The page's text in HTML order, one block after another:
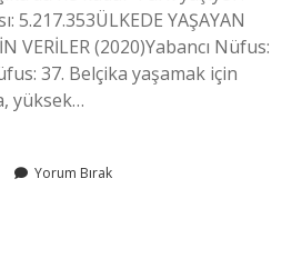
5.217.353ÜLKEDE YAŞAYAN
VERİLER (2020)Yabancı Nüfus:
37. Belçika yaşamak için
yüksek…
Yorum Bırak